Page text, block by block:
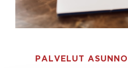
PALVELUT